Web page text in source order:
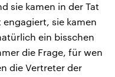
sie kamen in der Tat
sie kamen
ein bisschen
die Frage, für wen
die Vertreter der